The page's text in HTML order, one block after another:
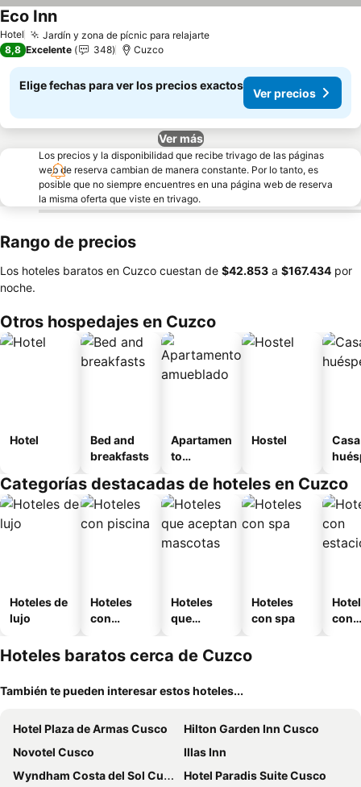
Hotel Jardín y zona de pícnic para relajarteVer precios
Eco InnVer precios
8,8 Excelente 348 Cuzco
Elige fechas para ver los precios exactos
Ver precios
Ver más
Los precios y la disponibilidad que recibe trivago de las páginas
web de reserva cambian de manera constante. Por lo tanto, es
posible que no siempre encuentres en una página web de reserva
la misma oferta que viste en trivago.
Rango de precios
Los hoteles baratos en Cuzco cuestan de ‎$42.853 a ‎$167.434 por
noche.
Otros hospedajes en Cuzco
Hotel
Bed and
breakfasts
Apartamen
to
o
Hostel
Categorías destacadas de hoteles en Cuzco
Hoteles de
lujo
Hoteles
con
Hoteles
que
mascotas
Hoteles
con spa
con
Hoteles baratos cerca de Cuzco
También te pueden interesar estos hoteles...
Hotel Plaza de Armas Cusco
Hilton Garden Inn Cusco
Novotel Cusco
Illas Inn
Wyndham Costa del Sol Cusco
Hotel Paradis Suite Cusco